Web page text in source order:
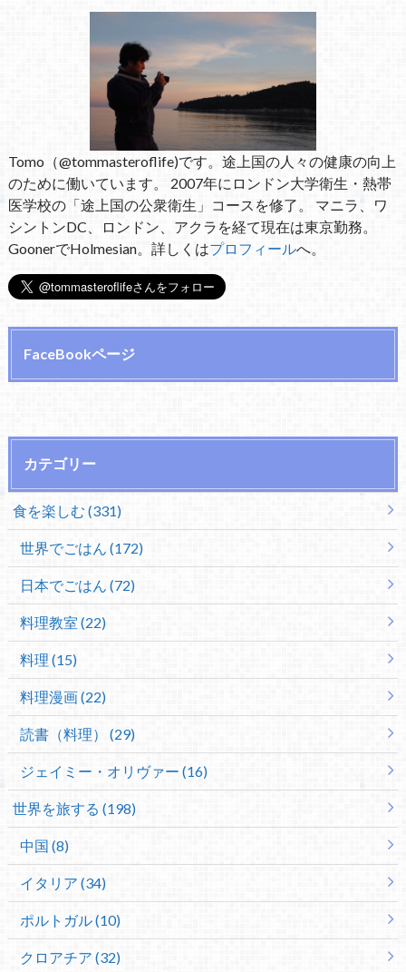
Tomo（@tommasteroflife)です。途上国の人々の健康の向上
のために働いています。 2007年にロンドン大学衛生・熱帯
医学校の「途上国の公衆衛生」コースを修了。 マニラ、ワ
シントンDC、ロンドン、アクラを経て現在は東京勤務。
GoonerでHolmesian。詳しくはプロフィールへ。
FaceBookページ
カテゴリー
食を楽しむ (331)
世界でごはん (172)
日本でごはん (72)
料理教室 (22)
料理 (15)
料理漫画 (22)
読書（料理） (29)
ジェイミー・オリヴァー (16)
世界を旅する (198)
中国 (8)
イタリア (34)
ポルトガル (10)
クロアチア (32)